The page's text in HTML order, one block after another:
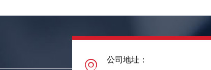
公司地址：